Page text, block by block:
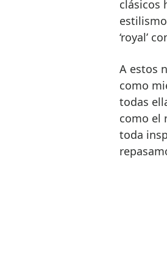
clásicos
‘royal’
A estos
como
todas
como el
toda